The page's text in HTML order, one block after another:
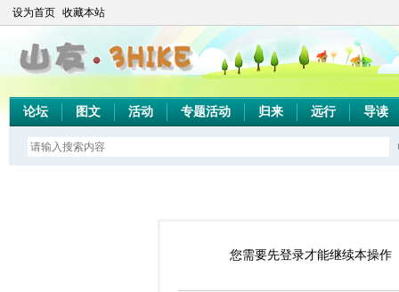
设为首页 收藏本站
论坛 图文 活动 专题活动 归来 远行 导读
您需要先登录才能继续本操作